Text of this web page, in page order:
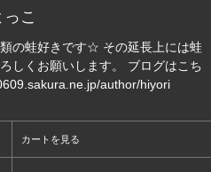
っこ
の蛙好きです☆ その延長上には蛙
しくお願いします。 ブログはこち
author/hiyori
カートを見る